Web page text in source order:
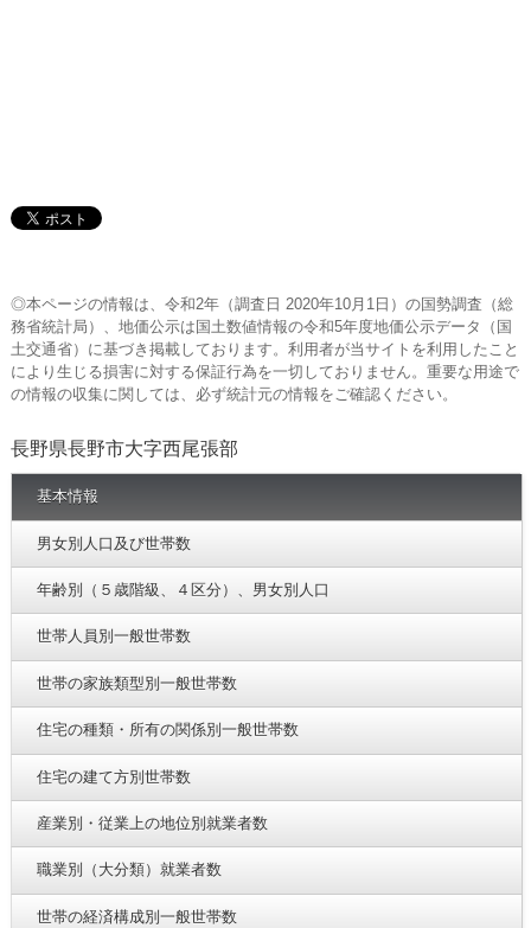
◎本ページの情報は、令和2年（調査日 2020年10月1日）の国勢調査（総
務省統計局）、地価公示は国土数値情報の令和5年度地価公示データ（国
土交通省）に基づき掲載しております。利用者が当サイトを利用したこと
により生じる損害に対する保証行為を一切しておりません。重要な用途で
の情報の収集に関しては、必ず統計元の情報をご確認ください。
長野県長野市大字西尾張部
基本情報
男女別人口及び世帯数
年齢別（５歳階級、４区分）、男女別人口
世帯人員別一般世帯数
世帯の家族類型別一般世帯数
住宅の種類・所有の関係別一般世帯数
住宅の建て方別世帯数
産業別・従業上の地位別就業者数
職業別（大分類）就業者数
世帯の経済構成別一般世帯数